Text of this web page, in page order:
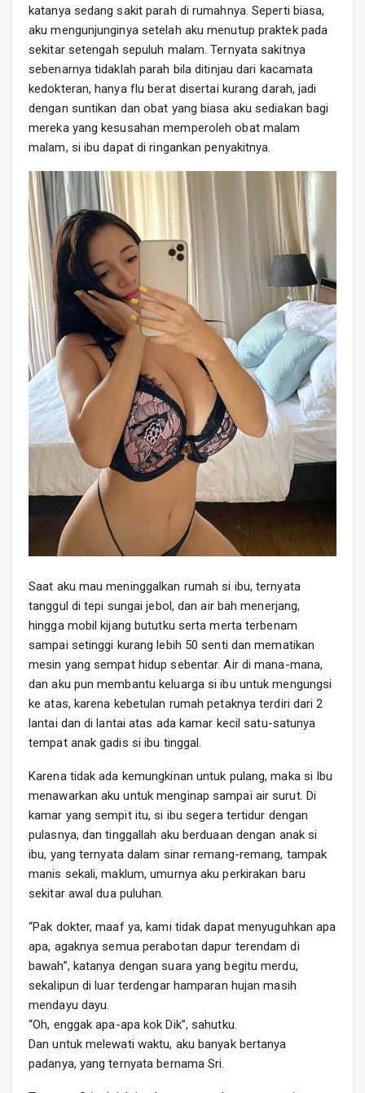
katanya sedang sakit parah di rumahnya. Seperti biasa,
aku mengunjunginya setelah aku menutup praktek pada
sekitar setengah sepuluh malam. Ternyata sakitnya
sebenarnya tidaklah parah bila ditinjau dari kacamata
kedokteran, hanya flu berat disertai kurang darah, jadi
dengan suntikan dan obat yang biasa aku sediakan bagi
mereka yang kesusahan memperoleh obat malam
malam, si ibu dapat di ringankan penyakitnya.
Saat aku mau meninggalkan rumah si ibu, ternyata
tanggul di tepi sungai jebol, dan air bah menerjang,
hingga mobil kijang bututku serta merta terbenam
sampai setinggi kurang lebih 50 senti dan mematikan
mesin yang sempat hidup sebentar. Air di mana-mana,
dan aku pun membantu keluarga si ibu untuk mengungsi
ke atas, karena kebetulan rumah petaknya terdiri dari 2
lantai dan di lantai atas ada kamar kecil satu-satunya
tempat anak gadis si ibu tinggal.
Karena tidak ada kemungkinan untuk pulang, maka si Ibu
menawarkan aku untuk menginap sampai air surut. Di
kamar yang sempit itu, si ibu segera tertidur dengan
pulasnya, dan tinggallah aku berduaan dengan anak si
ibu, yang ternyata dalam sinar remang-remang, tampak
manis sekali, maklum, umurnya aku perkirakan baru
sekitar awal dua puluhan.
“Pak dokter, maaf ya, kami tidak dapat menyuguhkan apa
apa, agaknya semua perabotan dapur terendam di
bawah”, katanya dengan suara yang begitu merdu,
sekalipun di luar terdengar hamparan hujan masih
mendayu dayu.
“Oh, enggak apa-apa kok Dik”, sahutku.
Dan untuk melewati waktu, aku banyak bertanya
padanya, yang ternyata bernama Sri.